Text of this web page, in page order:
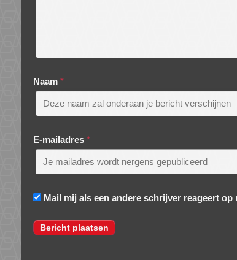
Naam *
E-mailadres *
Mail mij als een andere schrijver reageert op